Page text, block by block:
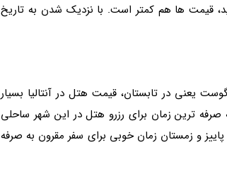
قیمت ها هم کمتر است. با نزدیک شدن به تاریخ
یعنی در تابستان، قیمت هتل در آنتالیا بسیار
صرفه ترین زمان برای رزرو هتل در این شهر ساحلی
و زمستان زمان خوبی برای سفر مقرون به صرفه